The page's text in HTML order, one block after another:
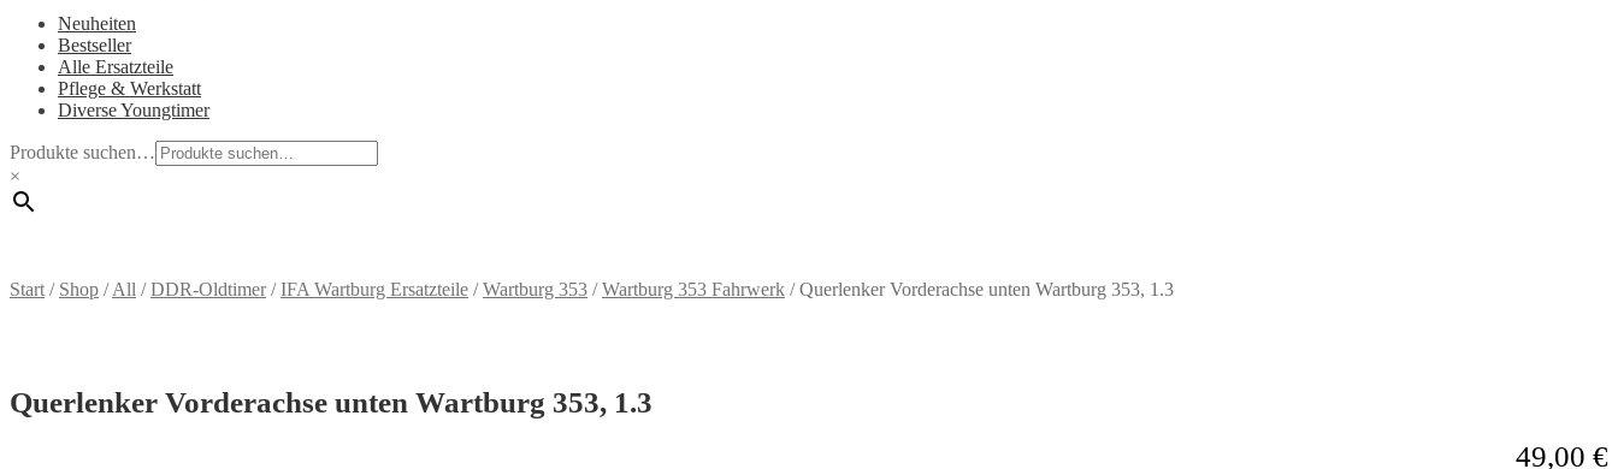
Neuheiten
Bestseller
Alle Ersatzteile
Pflege & Werkstatt
Diverse Youngtimer
Produkte suchen…
×
Start / Shop /All /DDR-Oldtimer/IFA Wartburg Ersatzteile /Wartburg 353 /Wartburg 353 Fahrwerk /Querlenker Vorderachse unten Wartburg 353, 1.3
Querlenker Vorderachse unten Wartburg 353, 1.3
49,00 €